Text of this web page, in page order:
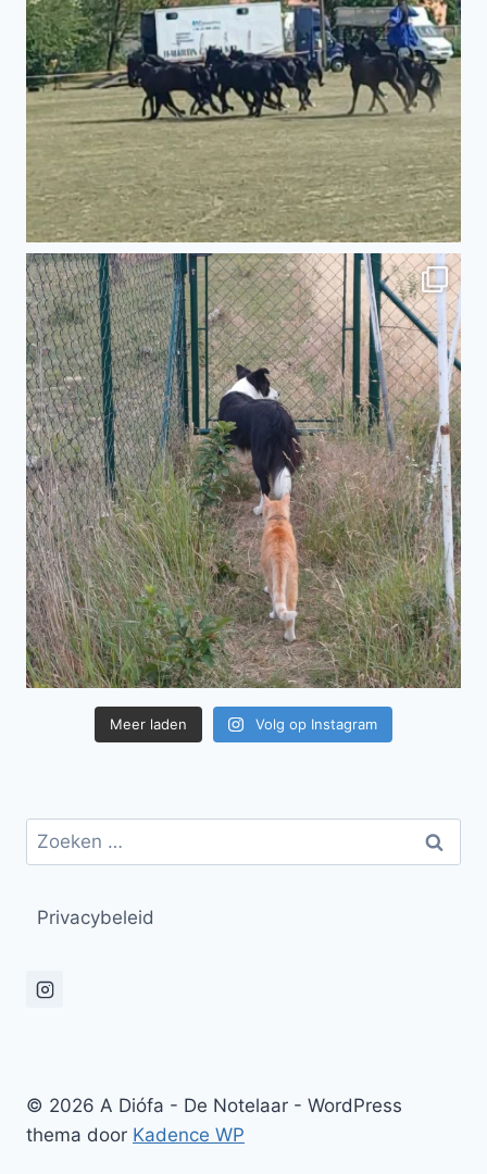
Meer laden Volg op Instagram
Zoeken
naar:
Privacybeleid
© 2026 A Diófa - De Notelaar - WordPress
thema door Kadence WP